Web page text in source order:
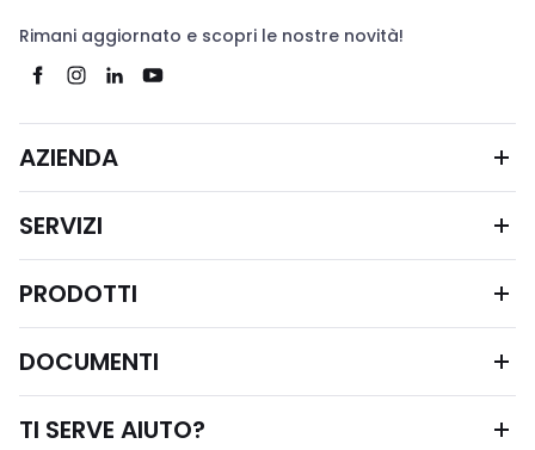
Rimani aggiornato e scopri le nostre novità!
AZIENDA
SERVIZI
PRODOTTI
DOCUMENTI
TI SERVE AIUTO?